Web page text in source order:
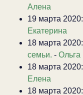
Алена
19 марта 2020:
Екатерина
18 марта 2020:
семьи. - Ольга
18 марта 2020:
Елена
18 марта 2020: